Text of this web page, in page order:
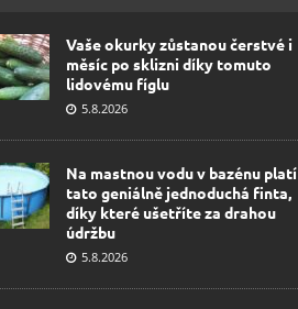
Vaše okurky zůstanou čerstvé i
měsíc po sklizni díky tomuto
lidovému fíglu
5.8.2026
Na mastnou vodu v bazénu platí
tato geniálně jednoduchá finta,
díky které ušetříte za drahou
údržbu
5.8.2026